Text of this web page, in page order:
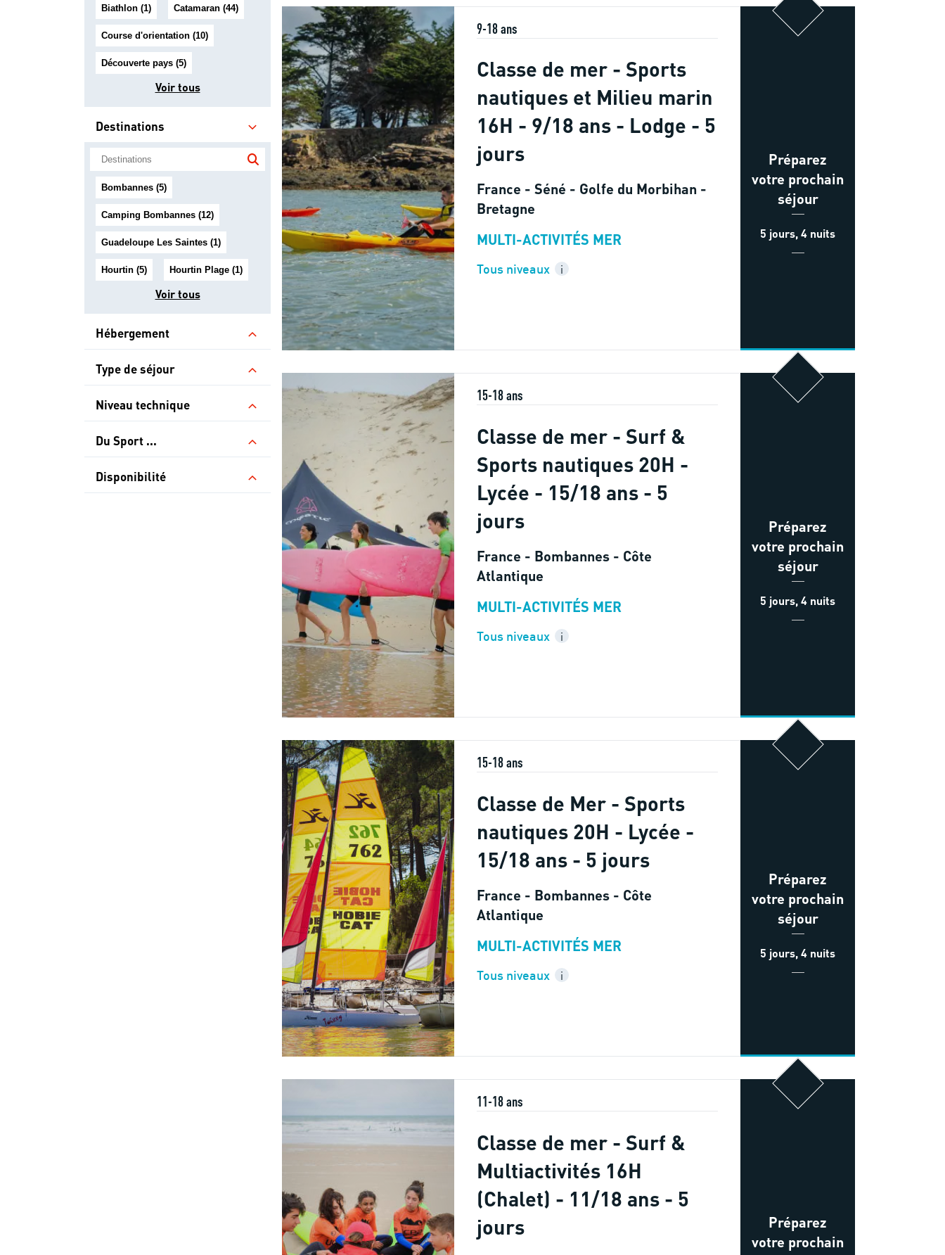
Biathlon (1) Catamaran (44)
Course d'orientation (10)
Découverte pays (5)
Voir tous
Destinations
Bombannes (5)
Camping Bombannes (12)
Guadeloupe Les Saintes (1)
Hourtin (5) Hourtin Plage (1)
Voir tous
Hébergement
Type de séjour
Niveau technique
Du Sport ...
Disponibilité
9-18 ans
Classe de mer - Sports
nautiques et Milieu marin
16H - 9/18 ans - Lodge - 5
jours
France - Séné - Golfe du Morbihan -
Bretagne
MULTI-ACTIVITÉS MER
Tous niveaux i
Préparez
votre prochain
séjour
5 jours, 4 nuits
15-18 ans
Classe de mer - Surf &
Sports nautiques 20H -
Lycée - 15/18 ans - 5
jours
France - Bombannes - Côte
Atlantique
MULTI-ACTIVITÉS MER
Tous niveaux i
Préparez
votre prochain
séjour
5 jours, 4 nuits
15-18 ans
Classe de Mer - Sports
nautiques 20H - Lycée -
15/18 ans - 5 jours
France - Bombannes - Côte
Atlantique
MULTI-ACTIVITÉS MER
Tous niveaux i
Préparez
votre prochain
séjour
5 jours, 4 nuits
11-18 ans
Classe de mer - Surf &
Multiactivités 16H
(Chalet) - 11/18 ans - 5
jours
Préparez
votre prochain